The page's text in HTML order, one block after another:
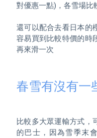
對優惠一點)，各雪場比
還可以配合去看日本的
容易買到比較特價的時
再來滑一次
春雪有沒有一
比較多大眾運輸方式，
的巴士，因為雪季末